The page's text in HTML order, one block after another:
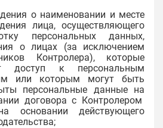
о наименовании и месте
лица, осуществляющего
персональных данных,
о лицах (за исключением
Контролера), которые
доступ к персональным
или которым могут быть
персональные данные на
договора с Контролером
основании действующего